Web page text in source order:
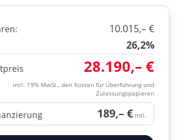
10.015,– €
26,2%
28.190,– €
incl. 19% MwSt., den Kosten für Überführung und
Zulassungspapieren
189,– € mtl.